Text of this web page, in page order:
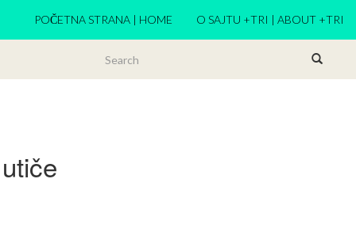
POČETNA STRANA | HOME O SAJTU +TRI | ABOUT +TRI